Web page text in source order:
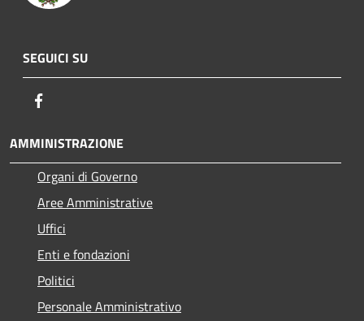
SEGUICI SU
AMMINISTRAZIONE
Organi di Governo
Aree Amministrative
Uffici
Enti e fondazioni
Politici
Personale Amministrativo